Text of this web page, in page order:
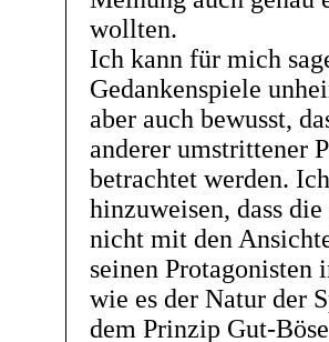
wollten.
Ich kann für mich
Gedankenspiele
aber auch bewusst,
anderer umstrittener
betrachtet werden.
hinzuweisen, dass
nicht mit den
seinen Protagonisten
wie es der Natur der
dem Prinzip Gut-